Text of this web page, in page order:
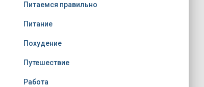
Питаемся правильно
Питание
Похудение
Путешествие
Работа